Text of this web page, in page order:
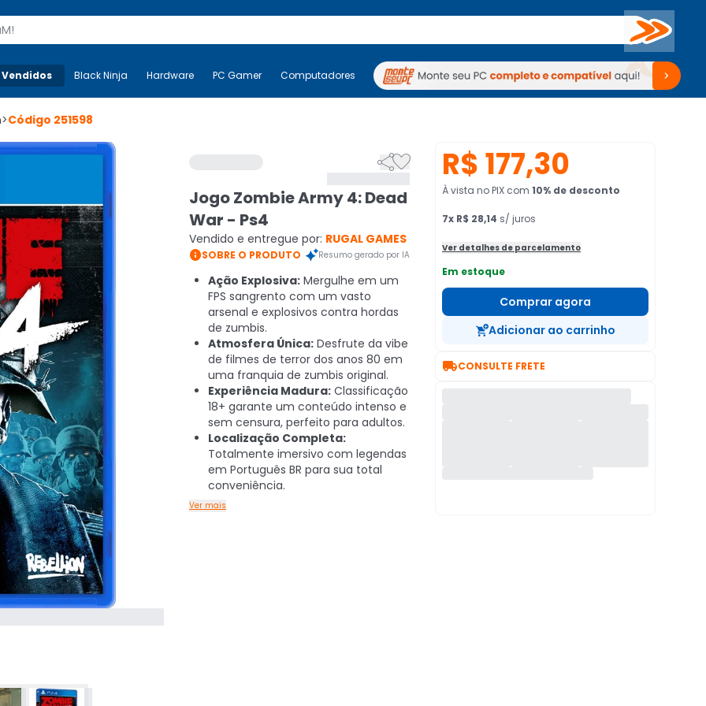
Buscar
Mais-v- Black Ninja Hardware PC Gamer Computadores Periféricos TV Venda no KaBuM!
Black Ninja Hardware PC Gamer Computadores Periféricos TV Venda no KaBuM!
>Código 251598

Jogo Zombie Army 4: Dead
War - Ps4
Vendido e entregue por: RUGAL GAMES
SOBRE O PRODUTO Resumo gerado por IA
Ação Explosiva: Mergulhe em um
FPS sangrento com um vasto
arsenal e explosivos contra hordas
de zumbis.
Atmosfera Única: Desfrute da vibe
de filmes de terror dos anos 80 em
uma franquia de zumbis original.
Experiência Madura: Classificação
18+ garante um conteúdo intenso e
sem censura, perfeito para adultos.
Localização Completa:
Totalmente imersivo com legendas
em Português BR para sua total
conveniência.
Ver mais
R$ 177,30
À vista no PIX com 10% de desconto
7x R$ 28,14 s/ juros
Ver detalhes de parcelamento
Em estoque
Comprar agora
Adicionar ao carrinho
CONSULTE FRETE